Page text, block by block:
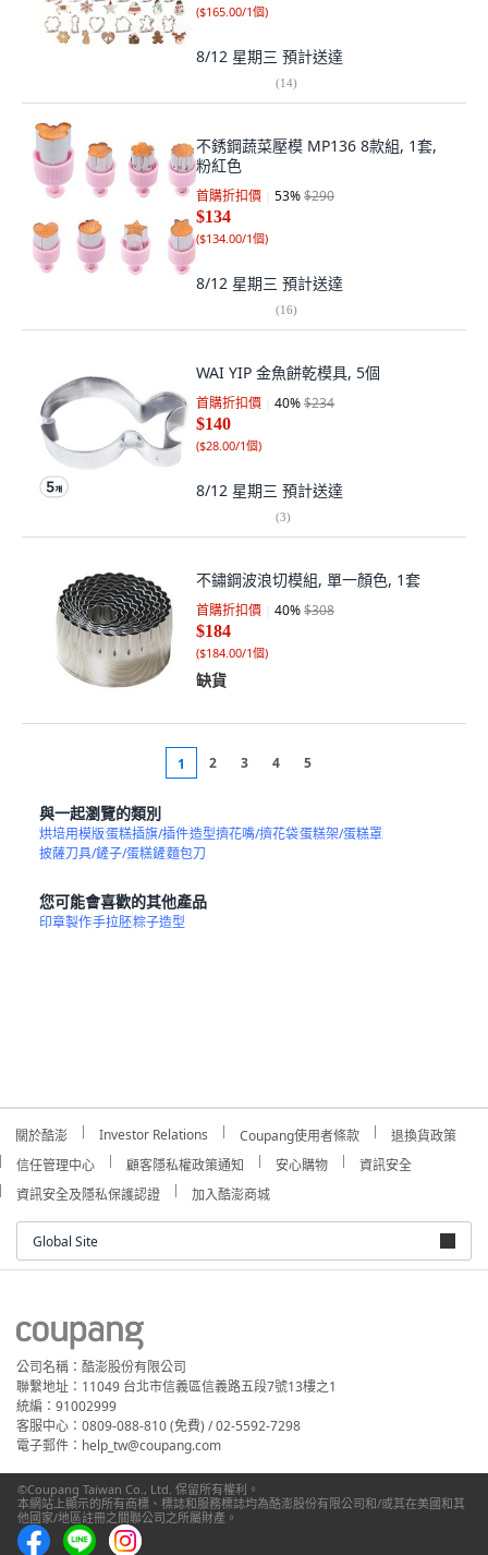
($165.00/1個)
8/12 星期三 預計送達
(14)
不銹鋼蔬菜壓模 MP136 8款組, 1套,
粉紅色
首購折扣價 53%$290
$134
($134.00/1個)
8/12 星期三 預計送達
(16)
WAI YIP 金魚餅乾模具, 5個
首購折扣價 40%$234
$140
($28.00/1個)
8/12 星期三 預計送達
(3)
不鏽鋼波浪切模組, 單一顏色, 1套
首購折扣價 40%$308
$184
($184.00/1個)
缺貨
1 2 3 4 5
與一起瀏覽的類別
烘培用模版蛋糕插旗/插件造型擠花嘴/擠花袋蛋糕架/蛋糕罩
披薩刀具/鏟子/蛋糕鏟麵包刀
您可能會喜歡的其他產品
印章製作手拉胚粽子造型
關於酷澎 Investor Relations Coupang使用者條款
退換貨政策
信任管理中心
顧客隱私權政策通知 安心購物
資訊安全
資訊安全及隱私保護認證
加入酷澎商城
Global Site
公司名稱：酷澎股份有限公司
聯繫地址：11049 台北市信義區信義路五段7號13樓之1
統編：91002999
客服中心：0809-088-810 (免費) / 02-5592-7298
電子郵件：help_tw@coupang.com
©Coupang Taiwan Co., Ltd. 保留所有權利。
本網站上顯示的所有商標、標誌和服務標誌均為酷澎股份有限公司和/或其在美國和其
他國家/地區註冊之關聯公司之所屬財產。